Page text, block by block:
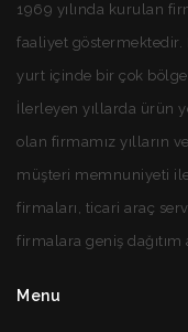
1969 yılında kurulan
faaliyet göstermektedir.
yurt içinde bir çok
İlerleyen yıllarda ürün
olan firmamız yılların
müşteri memnuniyeti
firmaları, ticari araç
firmalara geniş
Menu